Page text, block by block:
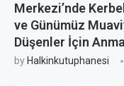
Merkezi’nde
ve Günümüz
Düşenler İçin Anma
by Halkinkutuphanesi